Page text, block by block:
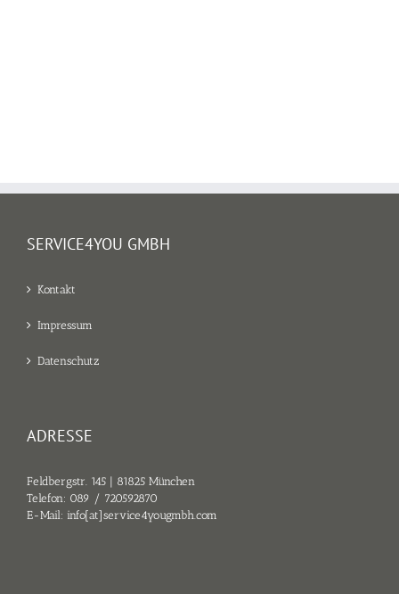
SERVICE4YOU GMBH
Kontakt
Impressum
Datenschutz
ADRESSE
Feldbergstr. 145 | 81825 München
Telefon: 089 / 720592870
E-Mail: info[at]service4yougmbh.com